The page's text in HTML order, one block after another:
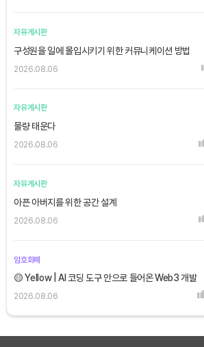
자유게시판
구성원을 일에 몰입시키기 위한 커뮤니케이션 방법
2026.08.06
자유게시판
물량 태운다
2026.08.06
자유게시판
아픈 아버지를 위한 공간 설계
2026.08.06
암호화폐
🟡 Yellow | AI 코딩 도구 안으로 들어온 Web3 개발
2026.08.06